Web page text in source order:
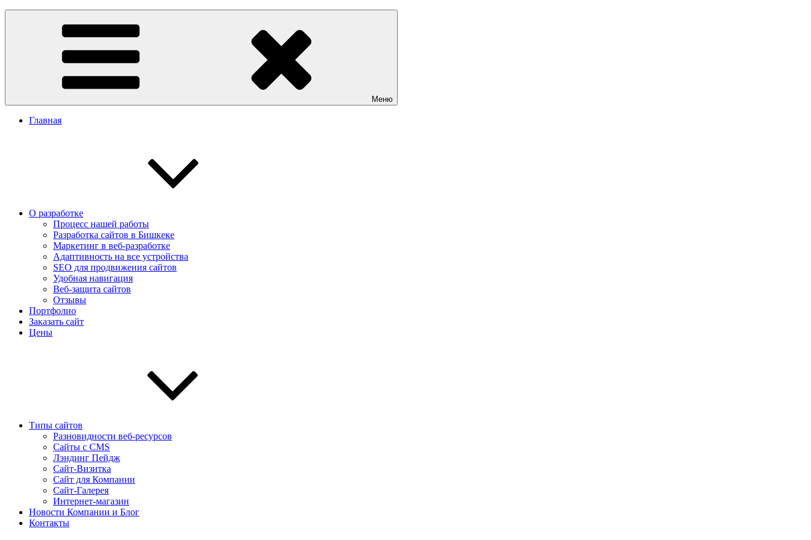
Перейти
Заказать сайт в Бишкеке
Разработка сайтов в Бишкеке. Сайт Бишкек, сайт Кыргызстан. Sait.kg. Доступные цены на качественные сайты в Бишкеке
Меню
Главная
О разработке
Процесс нашей работы
Разработка сайтов в Бишкеке
Маркетинг в веб-разработке
Адаптивность на все устройства
SEO для продвижения сайтов
Удобная навигация
Веб-защита сайтов
Отзывы
Портфолио
Заказать сайт
Цены
Типы сайтов
Разновидности веб-ресурсов
Сайты с CMS
Лэндинг Пейдж
Сайт-Визитка
Сайт для Компании
Сайт-Галерея
Интернет-магазин
Новости Компании и Блог
Контакты